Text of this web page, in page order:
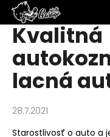
Prejsť
obsah
Kvalitná
lacná
28.7.2021
Starostlivosť o auto a
o Späť
Späť
Č
o
o
t